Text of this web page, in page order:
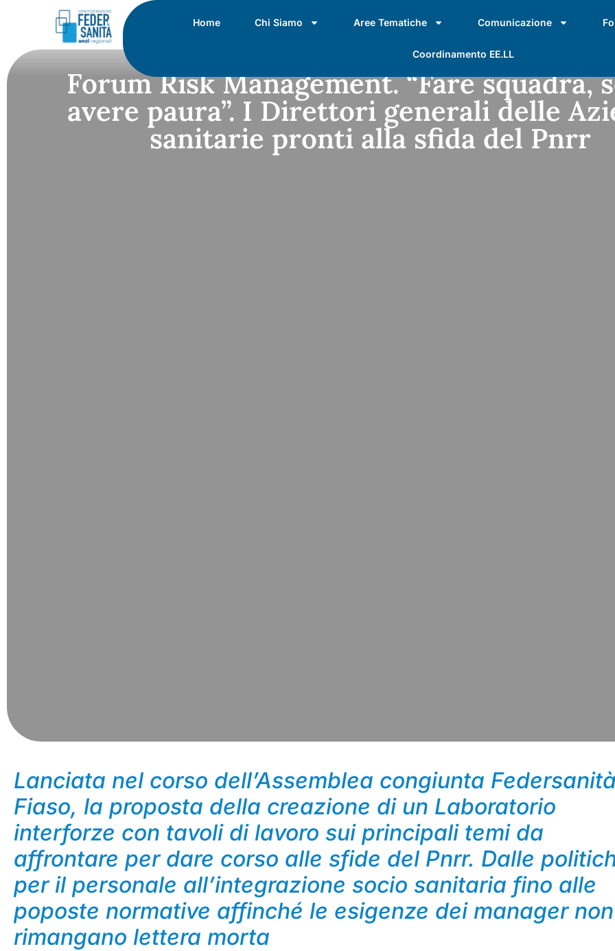
Home Chi Siamo Aree Tematiche Comunicazione
Coordinamento EE.LL
Forum Risk Management. “Fare squadra,
avere paura”. I Direttori generali delle
sanitarie pronti alla sfida del Pnrr
Lanciata nel corso dell’Assemblea congiunta
Fiaso, la proposta della creazione di un Laboratorio
interforze con tavoli di lavoro sui principali temi da
affrontare per dare corso alle sfide del Pnrr. Dalle
per il personale all’integrazione socio sanitaria fino alle
poposte normative affinché le esigenze dei manager non
rimangano lettera morta